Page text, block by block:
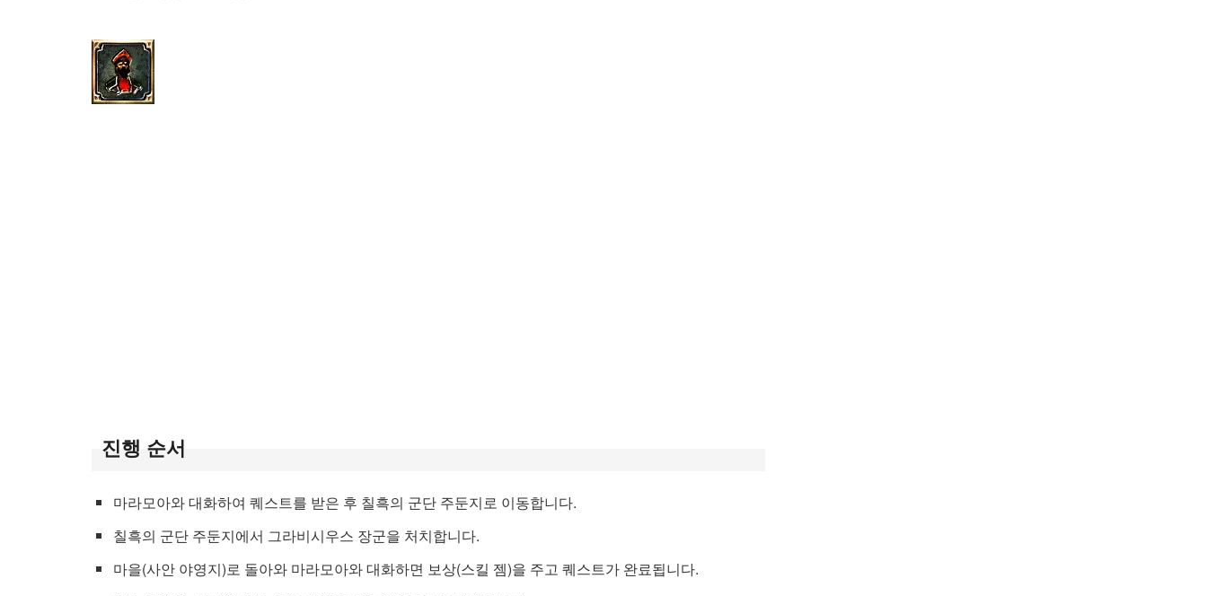
진행 순서
마라모아와 대화하여 퀘스트를 받은 후 칠흑의 군단 주둔지로 이동합니다.
칠흑의 군단 주둔지에서 그라비시우스 장군을 처치합니다.
마을(사안 야영지)로 돌아와 마라모아와 대화하면 보상(스킬 젬)을 주고 퀘스트가 완료됩니다.